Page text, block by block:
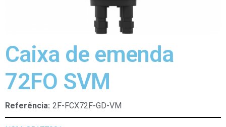
Caixa de emenda
72FO SVM
Referência: 2F-FCX72F-GD-VM